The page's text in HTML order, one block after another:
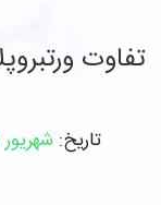
تفاوت
تاریخ: شهریور ۱۹, ۱۴۰۱